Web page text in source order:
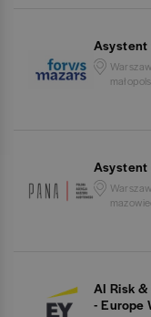
Asystent
AI Risk
- Europe